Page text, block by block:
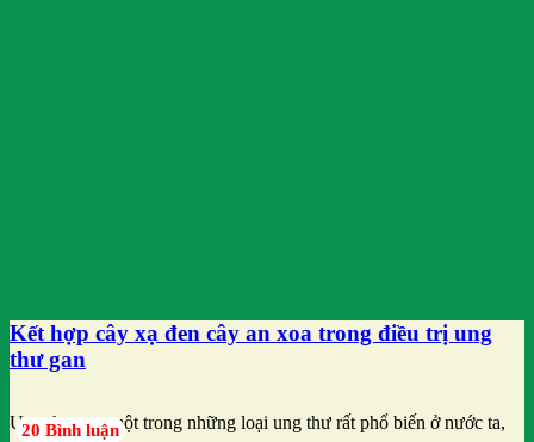
Kết hợp cây xạ đen cây an xoa trong điều trị ung
thư gan
Ung thư gan một trong những loại ung thư rất phổ biến ở nước ta,
20 Bình luận